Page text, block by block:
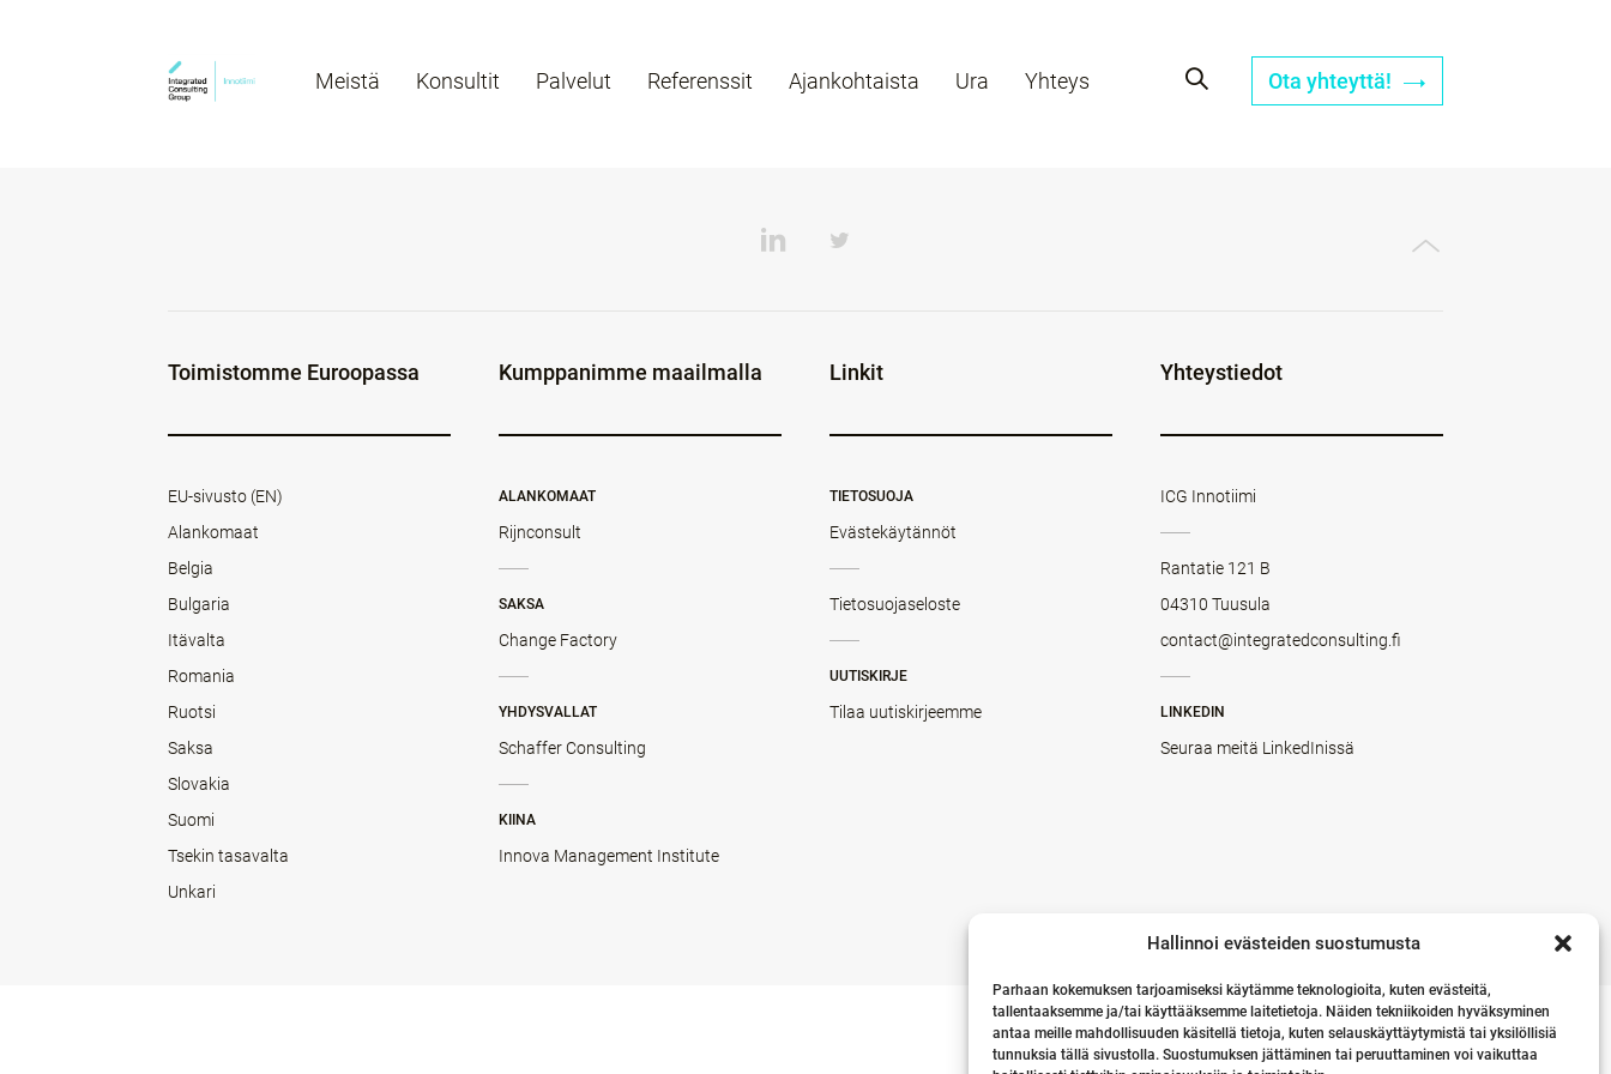
Hallinnoi evästeiden suostumusta
Parhaan kokemuksen tarjoamiseksi käytämme teknologioita, kuten evästeitä,
tallentaaksemme ja/tai käyttääksemme laitetietoja. Näiden tekniikoiden hyväksyminen
antaa meille mahdollisuuden käsitellä tietoja, kuten selauskäyttäytymistä tai yksilöllisiä
tunnuksia tällä sivustolla. Suostumuksen jättäminen tai peruuttaminen voi vaikuttaa
Meistä Konsultit Palvelut Referenssit Ajankohtaista Ura Yhteys Ota yhteyttä!
Toimistomme Euroopassa
EU-sivusto (EN)
Alankomaat
Belgia
Bulgaria
Itävalta
Romania
Ruotsi
Saksa
Slovakia
Suomi
Tsekin tasavalta
Unkari
Kumppanimme maailmalla
ALANKOMAAT
Rijnconsult
SAKSA
Change Factory
YHDYSVALLAT
Schaffer Consulting
KIINA
Innova Management Institute
Linkit
TIETOSUOJA
Evästekäytännöt
Tietosuojaseloste
UUTISKIRJE
Tilaa uutiskirjeemme
Yhteystiedot
ICG Innotiimi
Rantatie 121 B
04310 Tuusula
contact@integratedconsulting.fi
LINKEDIN
Seuraa meitä LinkedInissä